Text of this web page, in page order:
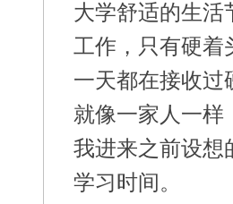
大学舒适的生活
工作，只有硬着
一天都在接收过
就像一家人一样
我进来之前设想
学习时间。